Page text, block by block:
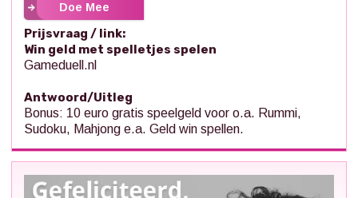
Doe Mee
Prijsvraag / link:
Win geld met spelletjes spelen
Gameduell.nl
Antwoord/Uitleg
Bonus: 10 euro gratis speelgeld voor o.a. Rummi,
Sudoku, Mahjong e.a. Geld win spellen.